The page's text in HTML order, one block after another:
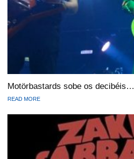
Motörbastards sobe os decibéis…
READ MORE